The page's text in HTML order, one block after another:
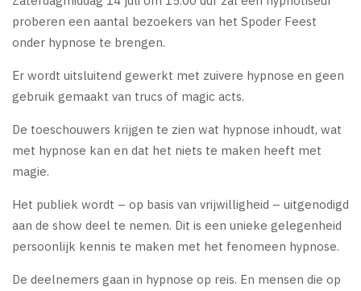
proberen een aantal bezoekers van het Spoder Feest
onder hypnose te brengen.
Er wordt uitsluitend gewerkt met zuivere hypnose en geen
gebruik gemaakt van trucs of magic acts.
De toeschouwers krijgen te zien wat hypnose inhoudt, wat
met hypnose kan en dat het niets te maken heeft met
magie.
Het publiek wordt – op basis van vrijwilligheid – uitgenodigd
aan de show deel te nemen. Dit is een unieke gelegenheid
persoonlijk kennis te maken met het fenomeen hypnose.
De deelnemers gaan in hypnose op reis. En mensen die op